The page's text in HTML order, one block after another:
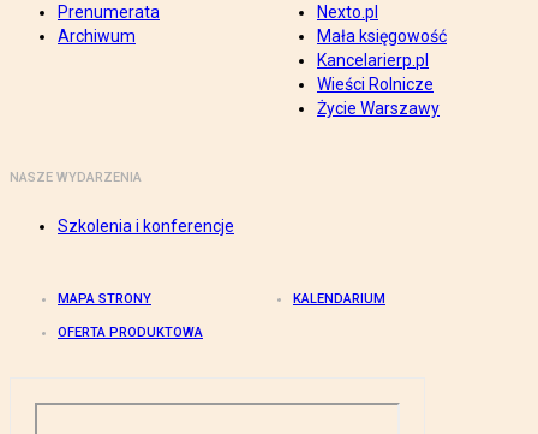
Prenumerata
Archiwum
Nexto.pl
Mała księgowość
Kancelarierp.pl
Wieści Rolnicze
Życie Warszawy
NASZE WYDARZENIA
Szkolenia i konferencje
MAPA STRONY KALENDARIUM
OFERTA PRODUKTOWA